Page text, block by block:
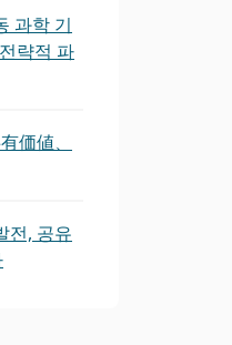
과학 기
략적 파
価値、
전, 공유